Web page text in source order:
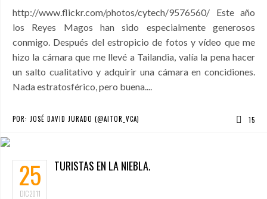
http://www.flickr.com/photos/cytech/9576560/ Este año
los Reyes Magos han sido especialmente generosos
conmigo. Después del estropicio de fotos y vídeo que me
hizo la cámara que me llevé a Tailandia, valía la pena hacer
un salto cualitativo y adquirir una cámara en concidiones.
Nada estratosférico, pero buena....
POR: JOSÉ DAVID JURADO (@AITOR_VCA) 15
25
DIC2011
TURISTAS EN LA NIEBLA.